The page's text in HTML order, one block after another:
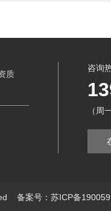
质
咨询
（周
备案号：苏ICP备